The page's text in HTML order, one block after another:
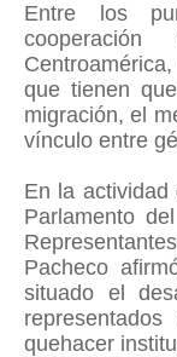
Entre los
que tienen
migración, el
vínculo entre
En la actividad
Parlamento
Pacheco
situado el
quehacer